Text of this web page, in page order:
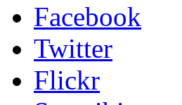
Facebook
Twitter
Flickr